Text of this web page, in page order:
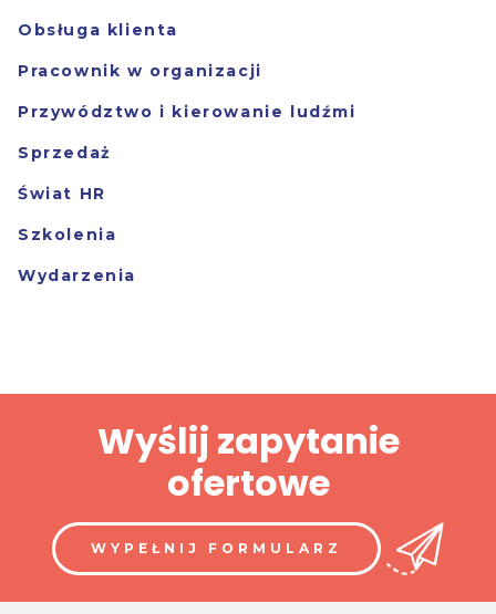
Obsługa klienta
Pracownik w organizacji
Przywództwo i kierowanie ludźmi
Sprzedaż
Świat HR
Szkolenia
Wydarzenia
Wyślij zapytanie
ofertowe
WYPEŁNIJ FORMULARZ